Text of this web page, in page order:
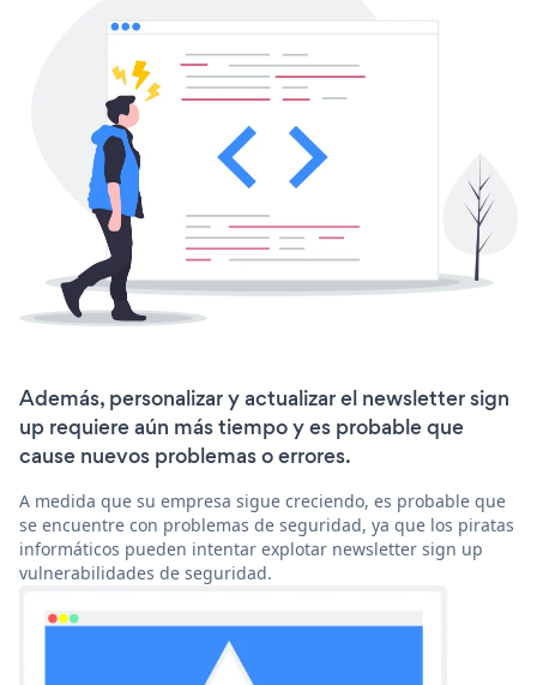
Además, personalizar y actualizar el newsletter sign
up requiere aún más tiempo y es probable que
cause nuevos problemas o errores.
A medida que su empresa sigue creciendo, es probable que
se encuentre con problemas de seguridad, ya que los piratas
informáticos pueden intentar explotar newsletter sign up
vulnerabilidades de seguridad.